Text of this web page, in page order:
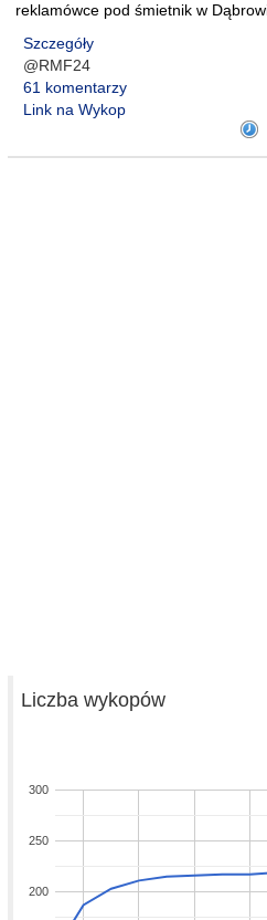
reklamówce pod śmietnik w
Szczegóły
@RMF24
61 komentarzy
Link na Wykop
Liczba wykopów
200
250
300